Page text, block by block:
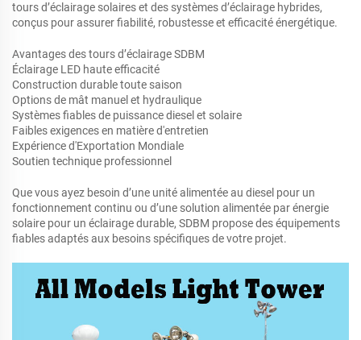
tours d’éclairage solaires et des systèmes d’éclairage hybrides,
conçus pour assurer fiabilité, robustesse et efficacité énergétique.
Avantages des tours d’éclairage SDBM
Éclairage LED haute efficacité
Construction durable toute saison
Options de mât manuel et hydraulique
Systèmes fiables de puissance diesel et solaire
Faibles exigences en matière d'entretien
Expérience d'Exportation Mondiale
Soutien technique professionnel
Que vous ayez besoin d’une unité alimentée au diesel pour un
fonctionnement continu ou d’une solution alimentée par énergie
solaire pour un éclairage durable, SDBM propose des équipements
fiables adaptés aux besoins spécifiques de votre projet.